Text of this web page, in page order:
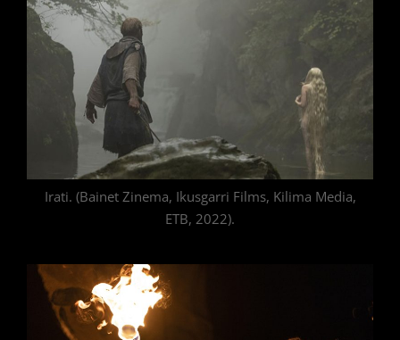
Irati. (Bainet Zinema, Ikusgarri Films, Kilima Media,
ETB, 2022).